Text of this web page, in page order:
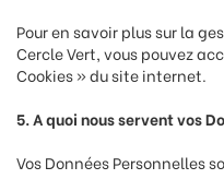
Pour en savoir plus sur la
Cercle Vert, vous pouvez
Cookies » du site internet.
5. A quoi nous servent vos
Vos Données Personnelles